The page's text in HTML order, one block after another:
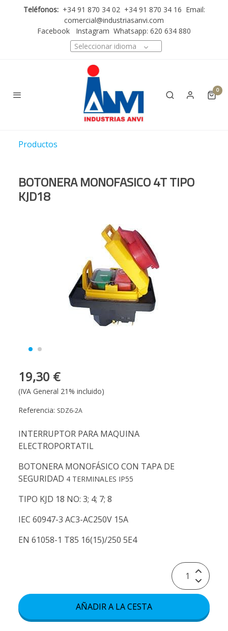
Teléfonos: +34 91 870 34 02 +34 91 870 34 16 Email:
comercial@industriasanvi.com
Facebook
Instagram Whatsapp: 620 634 880
Seleccionar idioma
0
Productos
BOTONERA MONOFASICO 4T TIPO
KJD18
19,30 €
(IVA General 21% incluido)
Referencia: SDZ6-2A
INTERRUPTOR PARA MAQUINA
ELECTROPORTATIL
BOTONERA MONOFÁSICO CON TAPA DE
SEGURIDAD 4 TERMINALES IP55
TIPO KJD 18 NO: 3; 4; 7; 8
IEC 60947-3 AC3-AC250V 15A
EN 61058-1 T85 16(15)/250 5E4
AÑADIR A LA CESTA